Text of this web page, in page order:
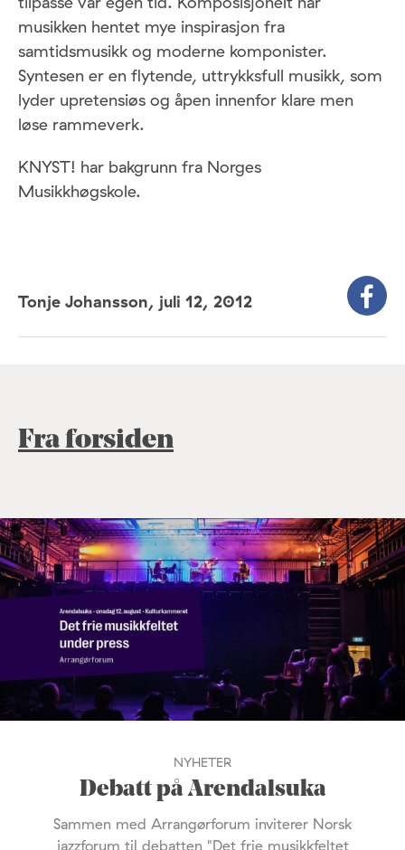
musikken hentet mye inspirasjon fra
samtidsmusikk og moderne komponister.
Syntesen er en flytende, uttrykksfull musikk, som
lyder upretensiøs og åpen innenfor klare men
løse rammeverk.
KNYST! har bakgrunn fra Norges
Musikkhøgskole.
Tonje Johansson, juli 12, 2012
Fra forsiden
NYHETER
Debatt på Arendalsuka
Sammen med Arrangørforum inviterer Norsk
jazzforum til debatten "Det frie musikkfeltet